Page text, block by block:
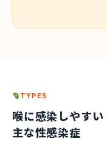
TYPES
喉に感染しやすい
主な性感染症